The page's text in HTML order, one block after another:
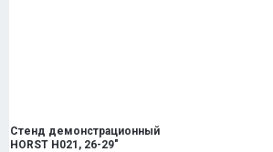
Стенд демонстрационный
HORST H021, 26-29"